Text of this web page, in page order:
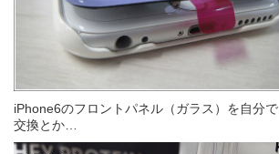
iPhone6のフロントパネル（ガラス）を自分で
交換とか…